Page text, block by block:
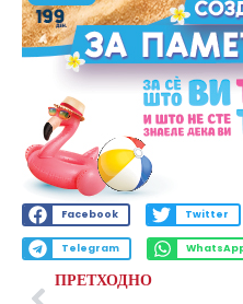
Facebook Twitter
Telegram
ПРЕТХОДНО